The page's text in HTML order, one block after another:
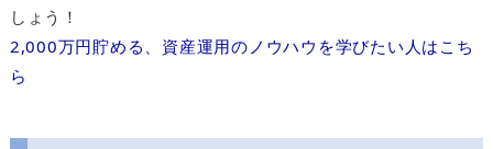
しょう！
2,000万円貯める、資産運用のノウハウを学びたい人はこち
ら